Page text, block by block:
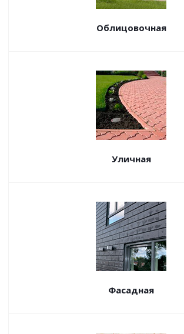
Облицовочная
Уличная
Фасадная